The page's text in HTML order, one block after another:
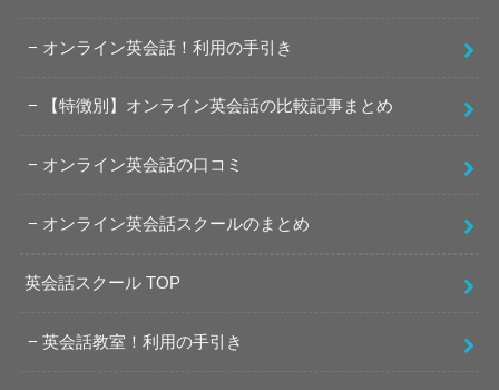
オンライン英会話！利用の手引き
【特徴別】オンライン英会話の比較記事まとめ
オンライン英会話の口コミ
オンライン英会話スクールのまとめ
英会話スクール TOP
英会話教室！利用の手引き